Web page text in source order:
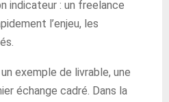
indicateur : un freelance
l’enjeu, les
exemple de livrable, une
échange cadré. Dans la